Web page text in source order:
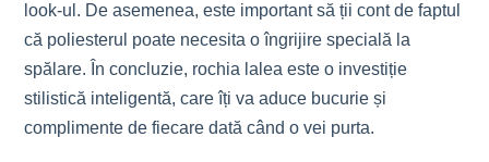
look-ul. De asemenea, este important să ții cont de faptul
că poliesterul poate necesita o îngrijire specială la
spălare. În concluzie, rochia lalea este o investiție
stilistică inteligentă, care îți va aduce bucurie și
complimente de fiecare dată când o vei purta.